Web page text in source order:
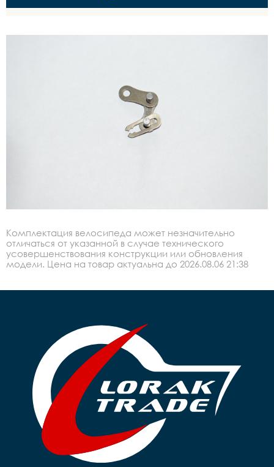
Комплектация велосипеда может незначительно
отличаться от указанной в случае технического
усовершенствования конструкции или обновления
модели. Цена на товар актуальна до 2026.08.06 21:38